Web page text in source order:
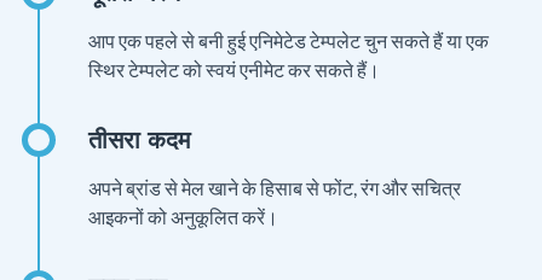
आप एक पहले से बनी हुई एनिमेटेड टेम्पलेट चुन सकते हैं या एक
स्थिर टेम्पलेट को स्वयं एनीमेट कर सकते हैं।
अपने ब्रांड से मेल खाने के हिसाब से फोंट, रंग और सचित्र
आइकनों को अनुकूलित करें।